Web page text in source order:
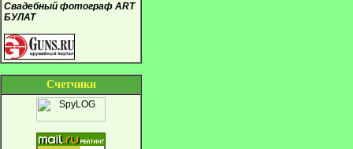
Свадебный фотограф ART
БУЛАТ
Cчетчики